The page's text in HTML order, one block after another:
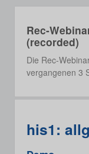
Rec-
(recorded)
Die Rec-
vergangenen 3
his1: